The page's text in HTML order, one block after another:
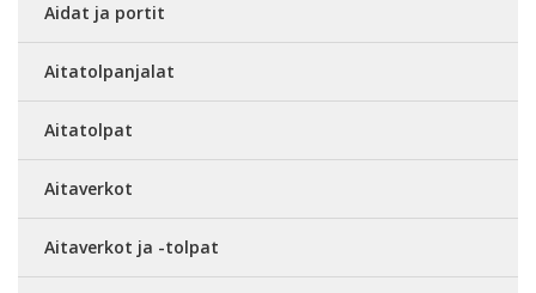
Aidat ja portit
Aitatolpanjalat
Aitatolpat
Aitaverkot
Aitaverkot ja -tolpat